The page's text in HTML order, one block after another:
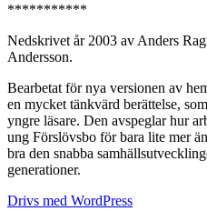
***********
Nedskrivet år 2003 av Anders
Andersson.
Bearbetat för nya versionen av
en mycket tänkvärd berättelse,
yngre läsare. Den avspeglar hur
ung Förslövsbo för bara lite mer
bra den snabba
generationer.
Drivs med WordPress